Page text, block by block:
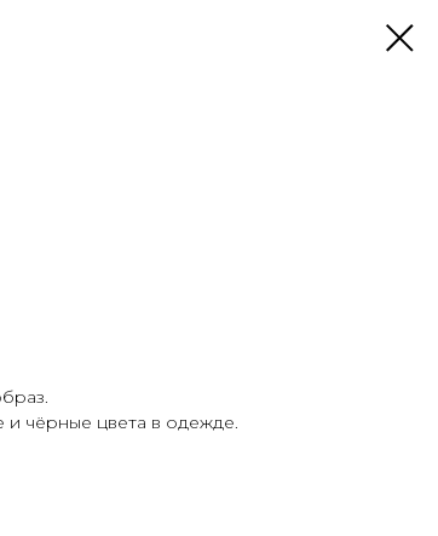
чёрные цвета в одежде.